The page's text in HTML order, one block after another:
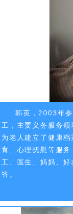
韩英，2003年
工，主要义务服务
为老人建立了健康
育、心理抚慰等服
工、医生、妈妈、
答。